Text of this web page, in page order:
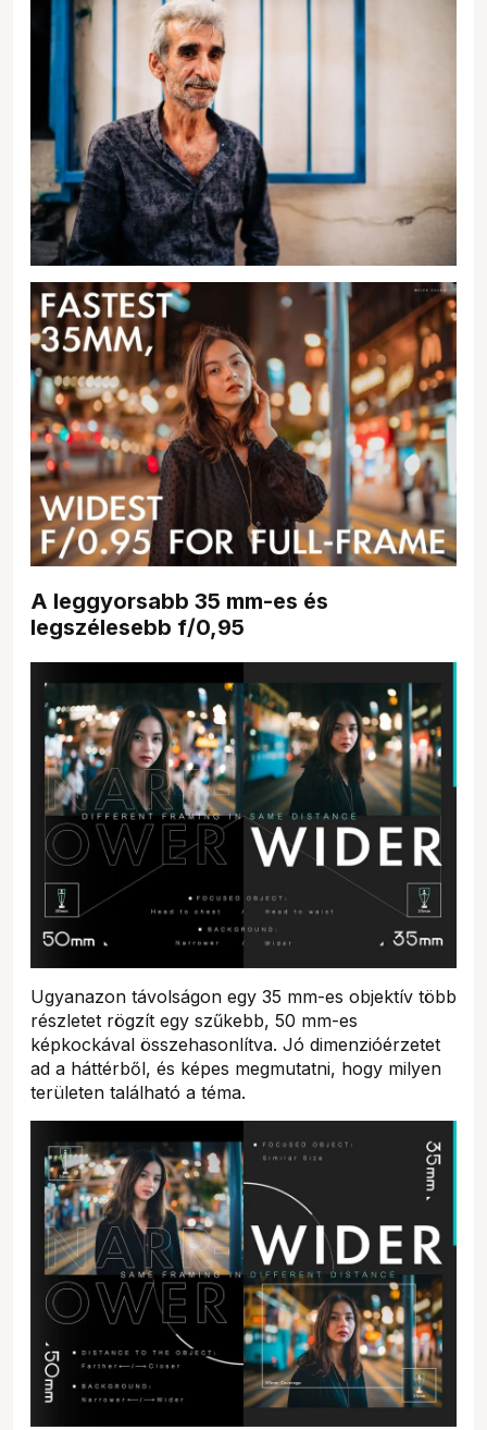
A leggyorsabb 35 mm-es és
legszélesebb f/0,95
Ugyanazon távolságon egy 35 mm-es objektív több
részletet rögzít egy szűkebb, 50 mm-es
képkockával összehasonlítva. Jó dimenzióérzetet
ad a háttérből, és képes megmutatni, hogy milyen
területen található a téma.